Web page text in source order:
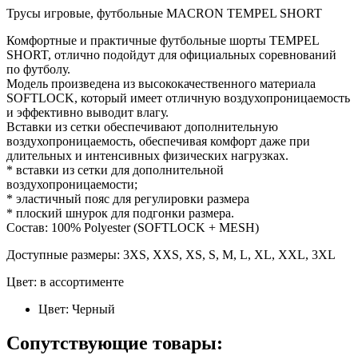
Трусы игровые, футбольные MACRON TEMPEL SHORT
Комфортные и практичные футбольные шорты TEMPEL
SHORT, отлично подойдут для официальных соревнований
по футболу.
Модель произведена из высококачественного материала
SOFTLOCK, который имеет отличную воздухопроницаемость
и эффективно выводит влагу.
Вставки из сетки обеспечивают дополнительную
воздухопроницаемость, обеспечивая комфорт даже при
длительных и интенсивных физических нагрузках.
* вставки из сетки для дополнительной
воздухопроницаемости;
* эластичный пояс для регулировки размера
* плоский шнурок для подгонки размера.
Состав: 100% Polyester (SOFTLOCK + MESH)
Доступные размеры: 3XS, XXS, XS, S, M, L, XL, XXL, 3XL
Цвет: в ассортименте
Цвет: Черный
Сопутствующие товары: